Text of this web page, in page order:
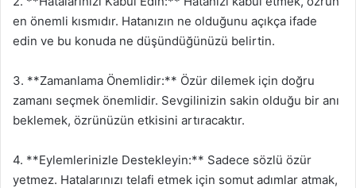
en önemli kısmıdır. Hatanızın ne olduğunu açıkça ifade
edin ve bu konuda ne düşündüğünüzü belirtin.
3. **Zamanlama Önemlidir:** Özür dilemek için doğru
zamanı seçmek önemlidir. Sevgilinizin sakin olduğu bir anı
beklemek, özrünüzün etkisini artıracaktır.
4. **Eylemlerinizle Destekleyin:** Sadece sözlü özür
yetmez. Hatalarınızı telafi etmek için somut adımlar atmak,